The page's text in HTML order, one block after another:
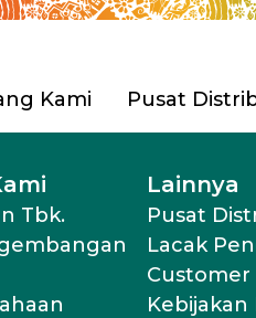
Kami
Avia Avian Tbk. (Avian
& Pengembangan
Anak Perusahaan
& Penghargaan
Pusat
Tbk.
Lainnya
Pusat
Lacak
Customer
Kebijakan